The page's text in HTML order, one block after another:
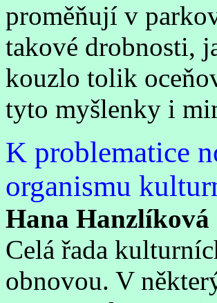
proměňují v
takové drobnosti,
kouzlo tolik
tyto myšlenky i
K problematice
organismu
Hana Hanzlíková
Celá řada
obnovou. V